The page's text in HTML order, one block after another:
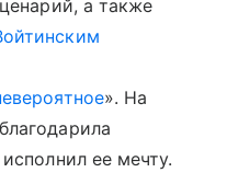
а также
». На
ее мечту.